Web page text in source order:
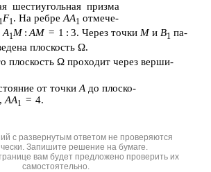
ше­сти­уголь­ная приз­ма
1F1. На ребреAA1 от­ме­че­
А1М :АМ = 1 : 3. Через точки М и В1 па­
плос­кость Ω.
плос­кость Ω про­хо­дит через вер­ши­
от точки А до плос­ко­
АА1 = 4.
с развернутым ответом не проверяются
Запишите решение на бумаге.
вам будет предложено проверить их
самостоятельно.